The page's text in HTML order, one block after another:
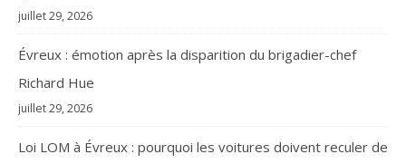
juillet 29, 2026
Évreux : émotion après la disparition du brigadier-chef
Richard Hue
juillet 29, 2026
Loi LOM à Évreux : pourquoi les voitures doivent reculer de